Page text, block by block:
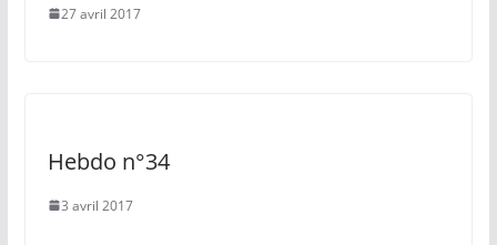
27 avril 2017
Hebdo n°34
3 avril 2017